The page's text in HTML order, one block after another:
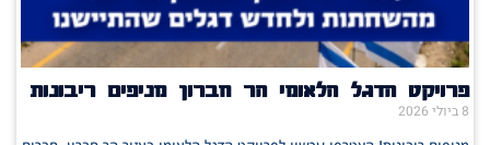
פרויקט הדגל הלאומי הר חברון מניפים ריבונות
8 ביולי 2026